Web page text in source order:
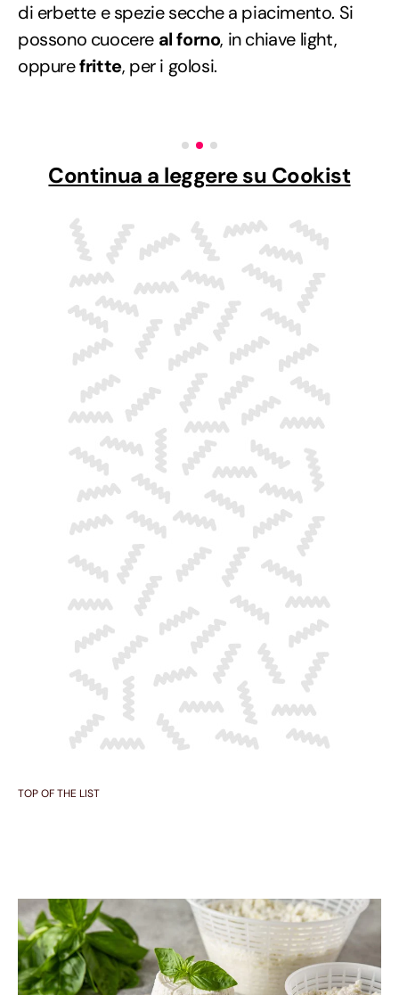
di erbette e spezie secche a piacimento. Si
possono cuocere al forno, in chiave light,
oppurefritte, per i golosi.
Continua a leggere su Cookist
TOP OF THE LIST